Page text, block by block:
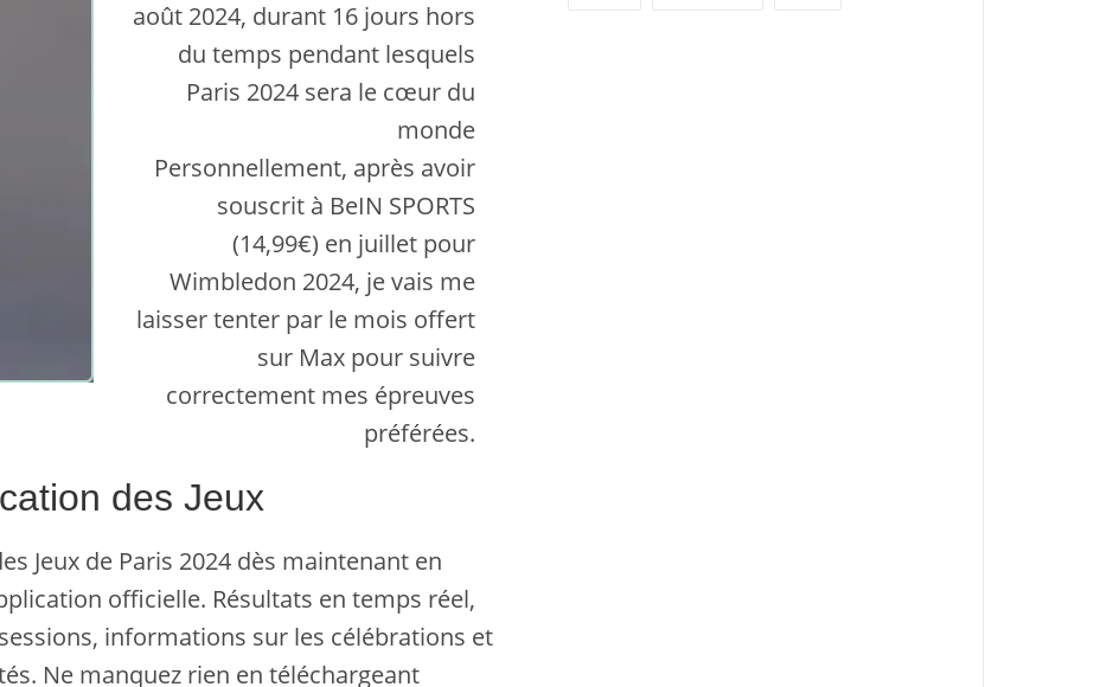
août 2024, durant 16 jours hors
du temps pendant lesquels
Paris 2024 sera le cœur du
monde
Personnellement, après avoir
souscrit à BeIN SPORTS
(14,99€) en juillet pour
Wimbledon 2024, je vais me
laisser tenter par le mois offert
sur Max pour suivre
correctement mes épreuves
préférées.
des Jeux
Jeux de Paris 2024 dès maintenant en
officielle. Résultats en temps réel,
informations sur les célébrations et
Ne manquez rien en téléchargeant